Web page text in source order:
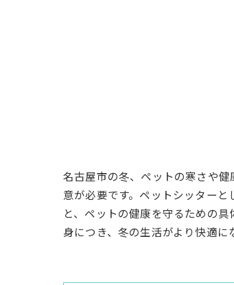
名古屋市の冬、ペットの寒さや
意が必要です。ペットシッター
と、ペットの健康を守るための
身につき、冬の生活がより快適に